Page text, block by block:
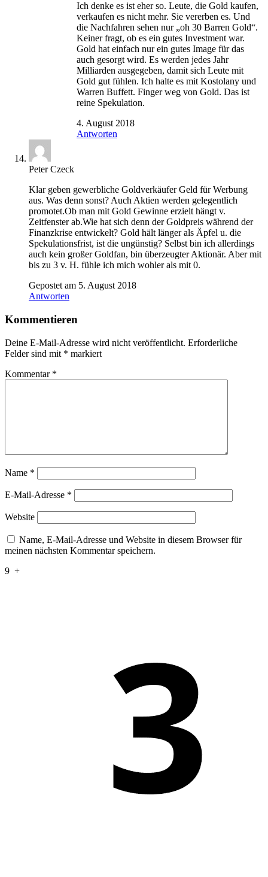
Ich denke es ist eher so. Leute, die Gold kaufen,
verkaufen es nicht mehr. Sie vererben es. Und
die Nachfahren sehen nur „oh 30 Barren Gold“.
Keiner fragt, ob es ein gutes Investment war.
Gold hat einfach nur ein gutes Image für das
auch gesorgt wird. Es werden jedes Jahr
Milliarden ausgegeben, damit sich Leute mit
Gold gut fühlen. Ich halte es mit Kostolany und
Warren Buffett. Finger weg von Gold. Das ist
reine Spekulation.
4. August 2018
Antworten
Peter Czeck
Klar geben gewerbliche Goldverkäufer Geld für Werbung
aus. Was denn sonst? Auch Aktien werden gelegentlich
promotet.Ob man mit Gold Gewinne erzielt hängt v.
Zeitfenster ab.Wie hat sich denn der Goldpreis während der
Finanzkrise entwickelt? Gold hält länger als Äpfel u. die
Spekulationsfrist, ist die ungünstig? Selbst bin ich allerdings
auch kein großer Goldfan, bin überzeugter Aktionär. Aber mit
bis zu 3 v. H. fühle ich mich wohler als mit 0.
Gepostet am 5. August 2018
Antworten
Kommentieren
Deine E-Mail-Adresse wird nicht veröffentlicht. Erforderliche
Felder sind mit * markiert
Kommentar *
Name *
E-Mail-Adresse *
Website
Name, E-Mail-Adresse und Website in diesem Browser für
meinen nächsten Kommentar speichern.
9 +